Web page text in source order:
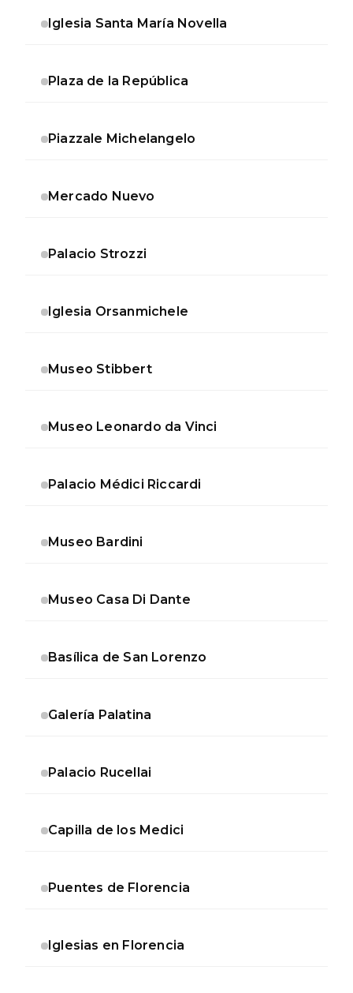
Iglesia Santa María Novella
Plaza de la República
Piazzale Michelangelo
Mercado Nuevo
Palacio Strozzi
Iglesia Orsanmichele
Museo Stibbert
Museo Leonardo da Vinci
Palacio Médici Riccardi
Museo Bardini
Museo Casa Di Dante
Basílica de San Lorenzo
Galería Palatina
Palacio Rucellai
Capilla de los Medici
Puentes de Florencia
Iglesias en Florencia